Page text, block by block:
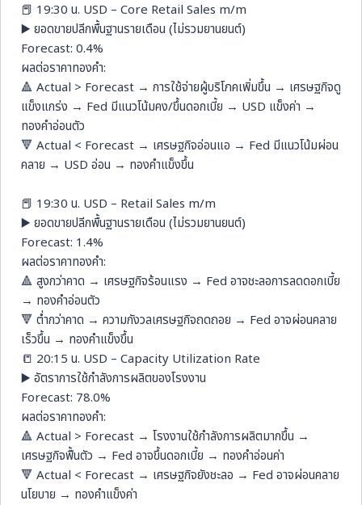
📕 19:30 น. USD – Core Retail Sales m/m
▶️ ยอดขายปลีกพื้นฐานรายเดือน (ไม่รวมยานยนต์)
Forecast: 0.4%
ผลต่อราคาทองคำ:
🔺 Actual > Forecast → การใช้จ่ายผู้บริโภคเพิ่มขึ้น → เศรษฐกิจดู
แข็งแกร่ง → Fed มีแนวโน้มคง/ขึ้นดอกเบี้ย → USD แข็งค่า →
ทองคำอ่อนตัว
🔻 Actual < Forecast → เศรษฐกิจอ่อนแอ → Fed มีแนวโน้มผ่อน
คลาย → USD อ่อน → ทองคำแข็งขึ้น
📕 19:30 น. USD – Retail Sales m/m
▶️ ยอดขายปลีกพื้นฐานรายเดือน (ไม่รวมยานยนต์)
Forecast: 1.4%
ผลต่อราคาทองคำ:
🔺 สูงกว่าคาด → เศรษฐกิจร้อนแรง → Fed อาจชะลอการลดดอกเบี้ย
→ ทองคำอ่อนตัว
🔻 ต่ำกว่าคาด → ความกังวลเศรษฐกิจถดถอย → Fed อาจผ่อนคลาย
เร็วขึ้น → ทองคำแข็งขึ้น
📒 20:15 น. USD – Capacity Utilization Rate
▶️ อัตราการใช้กำลังการผลิตของโรงงาน
Forecast: 78.0%
ผลต่อราคาทองคำ:
🔺 Actual > Forecast → โรงงานใช้กำลังการผลิตมากขึ้น →
เศรษฐกิจฟื้นตัว → Fed อาจขึ้นดอกเบี้ย → ทองคำอ่อนค่า
🔻 Actual < Forecast → เศรษฐกิจยังชะลอ → Fed อาจผ่อนคลาย
นโยบาย → ทองคำแข็งค่า